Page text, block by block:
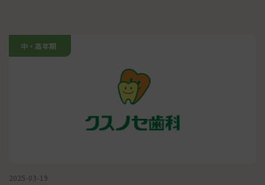
中・高年期
2025-03-19